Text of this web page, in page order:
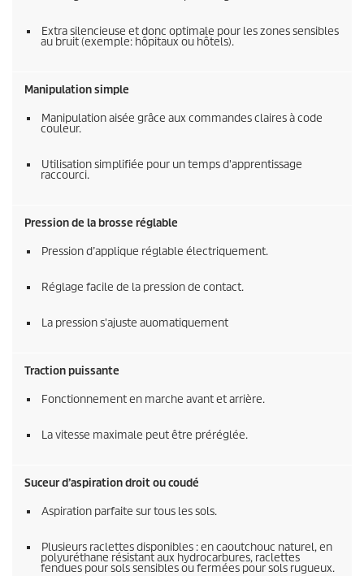
Extra silencieuse et donc optimale pour les zones sensibles
au bruit (exemple: hôpitaux ou hôtels).
Manipulation simple
Manipulation aisée grâce aux commandes claires à code
couleur.
Utilisation simplifiée pour un temps d'apprentissage
raccourci.
Pression de la brosse réglable
Pression d’applique réglable électriquement.
Réglage facile de la pression de contact.
La pression s'ajuste auomatiquement
Traction puissante
Fonctionnement en marche avant et arrière.
La vitesse maximale peut être préréglée.
Suceur d’aspiration droit ou coudé
Aspiration parfaite sur tous les sols.
Plusieurs raclettes disponibles : en caoutchouc naturel, en
polyuréthane résistant aux hydrocarbures, raclettes
fendues pour sols sensibles ou fermées pour sols rugueux.